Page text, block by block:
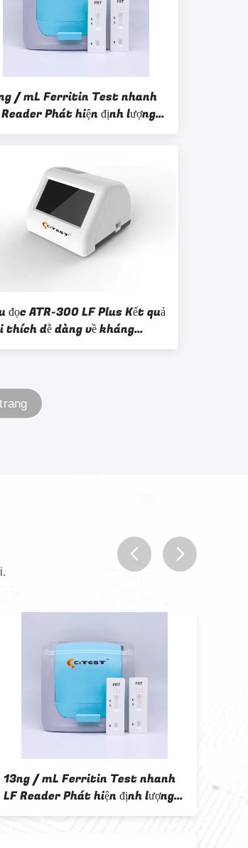
/ mL Ferritin Test nhanh
Phát hiện định lượng
đọc ATR-300 LF Plus Kết quả
thích dễ dàng về kháng
kháng nguyên COVID-19
13ng / mL Ferritin Test nhanh
LF Reader Phát hiện định lượng
CE